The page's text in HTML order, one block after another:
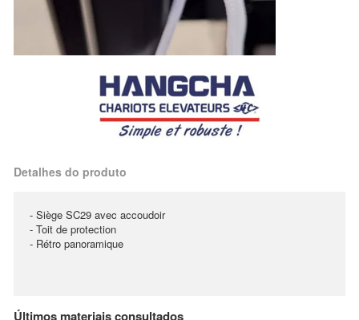
Detalhes do produto
- Siège SC29 avec accoudoir
- Toit de protection
- Rétro panoramique
Últimos materiais consultados